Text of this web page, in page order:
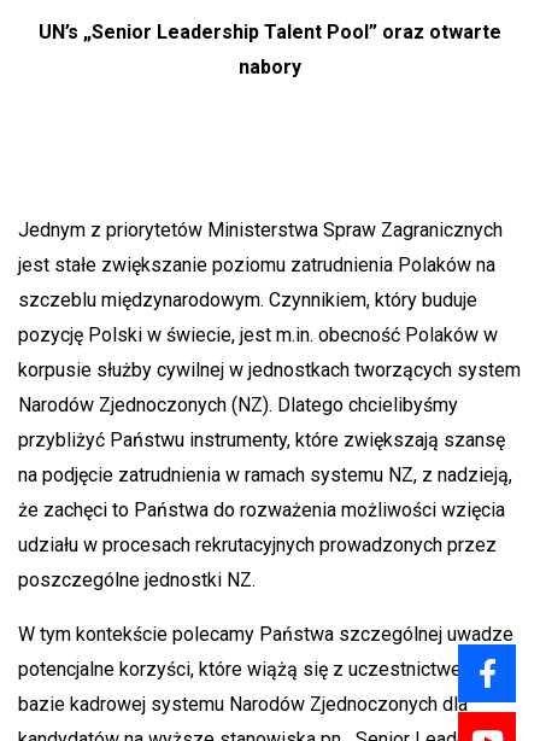
UN’s „Senior Leadership Talent Pool” oraz otwarte
nabory
Jednym z priorytetów Ministerstwa Spraw Zagranicznych
jest stałe zwiększanie poziomu zatrudnienia Polaków na
szczeblu międzynarodowym. Czynnikiem, który buduje
pozycję Polski w świecie, jest m.in. obecność Polaków w
korpusie służby cywilnej w jednostkach tworzących system
Narodów Zjednoczonych (NZ). Dlatego chcielibyśmy
przybliżyć Państwu instrumenty, które zwiększają szansę
na podjęcie zatrudnienia w ramach systemu NZ, z nadzieją,
że zachęci to Państwa do rozważenia możliwości wzięcia
udziału w procesach rekrutacyjnych prowadzonych przez
poszczególne jednostki NZ.
W tym kontekście polecamy Państwa szczególnej uwadze
potencjalne korzyści, które wiążą się z uczestnictwem w
bazie kadrowej systemu Narodów Zjednoczonych dla